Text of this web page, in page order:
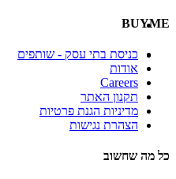
BUYME
כניסת בתי עסק - שותפים
אודות
Careers
תקנון האתר
מדיניות הגנת פרטיות
הצהרת נגישות
כל מה שחשוב